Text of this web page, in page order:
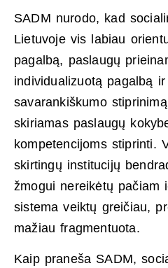
SADM nurodo, kad
Lietuvoje vis labiau
pagalbą, paslaugų
individualizuotą pagalbą
savarankiškumo
skiriamas paslaugų
kompetencijoms stiprinti.
skirtingų institucijų
žmogui nereikėtų pačiam
sistema veiktų greičiau,
mažiau fragmentuota.
Kaip praneša SADM,